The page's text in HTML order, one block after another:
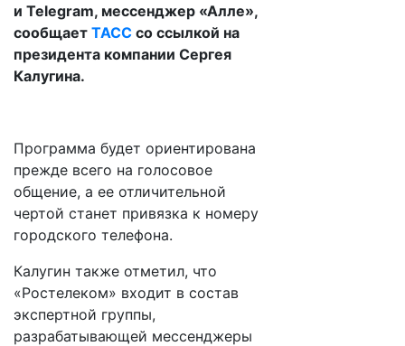
и Telegram, мессенджер «Алле»,
сообщает ТАСС со ссылкой на
президента компании Сергея
Калугина.
Программа будет ориентирована
прежде всего на голосовое
общение, а ее отличительной
чертой станет привязка к номеру
городского телефона.
Калугин также отметил, что
«Ростелеком» входит в состав
экспертной группы,
разрабатывающей мессенджеры